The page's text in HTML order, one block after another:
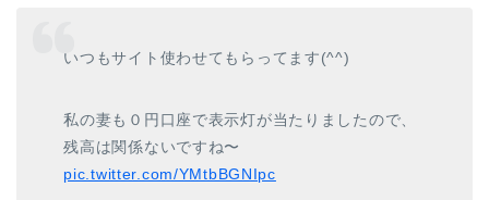
いつもサイト使わせてもらってます(^^)
私の妻も０円口座で表示灯が当たりましたので、
残高は関係ないですね〜
pic.twitter.com/YMtbBGNIpc